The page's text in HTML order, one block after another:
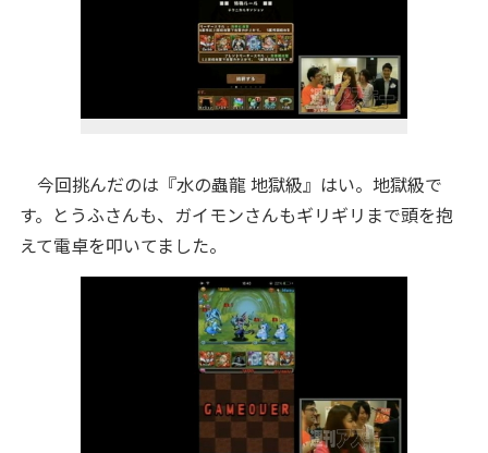
今回挑んだのは『水の蟲龍 地獄級』はい。地獄級で
す。とうふさんも、ガイモンさんもギリギリまで頭を抱
えて電卓を叩いてました。